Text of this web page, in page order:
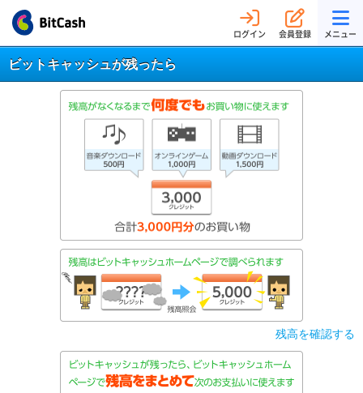
ログイン 会員登録 メニュー
ビットキャッシュが残ったら
残高を確認する